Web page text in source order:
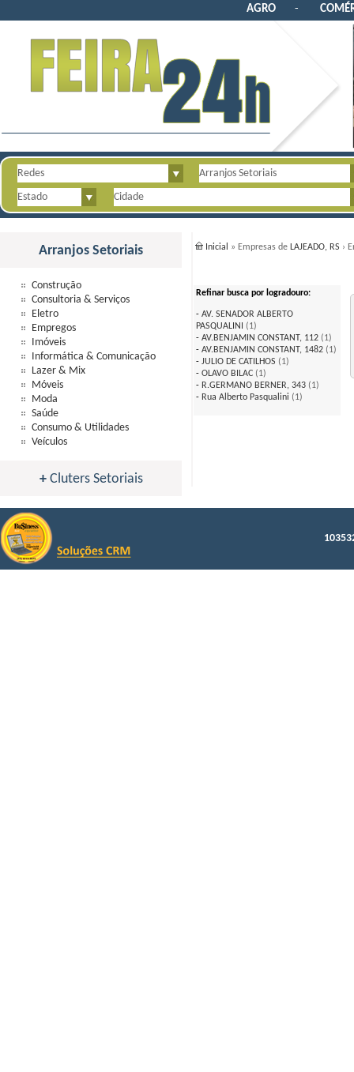
AGRO-
Arranjos Setoriais
Construção
Consultoria & Serviços
Eletro
Empregos
Imóveis
Informática & Comunicação
Lazer & Mix
Móveis
Moda
Saúde
Consumo & Utilidades
Veículos
Inicial » Empresas de LAJEADO, RS ›
Refinar busca por logradouro:
- AV. SENADOR ALBERTO
PASQUALINI
(1)
- AV.BENJAMIN CONSTANT, 112 (1)
- AV.BENJAMIN CONSTANT, 1482 (1)
- JULIO DE CATILHOS (1)
- OLAVO BILAC (1)
- R.GERMANO BERNER, 343 (1)
- Rua Alberto Pasqualini (1)
+Cluters Setoriais